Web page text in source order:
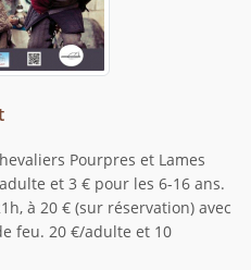
Pourpres et Lames
et 3 € pour les 6-16 ans.
à 20 € (sur réservation) avec
feu. 20 €/adulte et 10